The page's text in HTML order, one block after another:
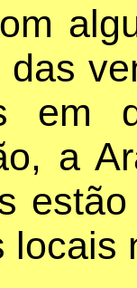
em
a
locais